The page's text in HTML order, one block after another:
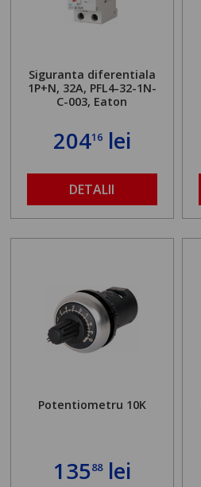
Siguranta diferentiala
1P+N, 32A, PFL4-32-1N-
C-003, Eaton
20416lei
DETALII
Potentiometru 10K
13588lei